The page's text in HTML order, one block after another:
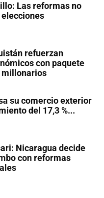
Las reformas no
refuerzan
con paquete
millonarios
su comercio exterior
del 17,3 %...
Nicaragua decide
con reformas